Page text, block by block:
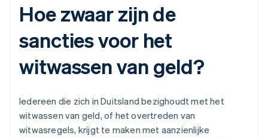
Hoe zwaar zijn de
sancties voor het
witwassen van geld?
Iedereen die zich in Duitsland bezighoudt met het
witwassen van geld, of het overtreden van
witwasregels, krijgt te maken met aanzienlijke